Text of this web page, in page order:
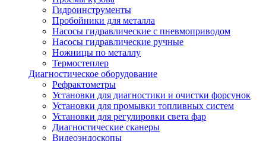
Гидроинструменты
Пробойники для металла
Насосы гидравлические с пневмоприводом
Насосы гидравлические ручные
Ножницы по металлу
Термостеплер
Диагностическое оборудование
Рефрактометры
Установки для диагностики и очистки форсунок
Установки для промывки топливных систем
Установки для регулировки света фар
Диагностические сканеры
Видеоэндоскопы